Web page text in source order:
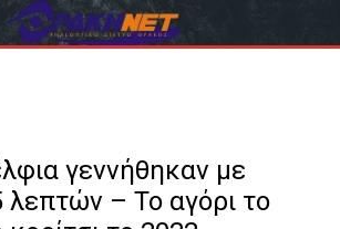
γεννήθηκαν με
λεπτών – Το αγόρι το